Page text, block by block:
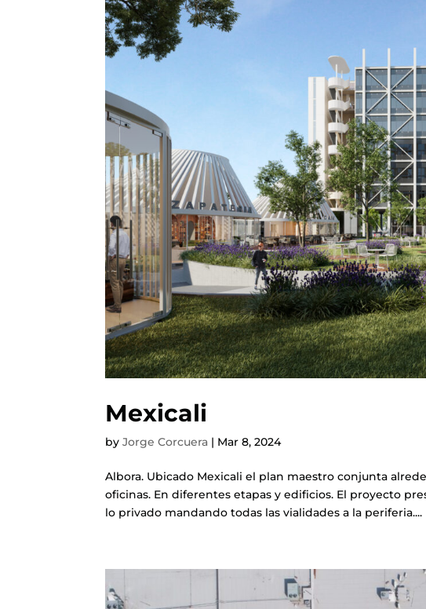
Mexicali
byJorge Corcuera | Mar 8, 2024
Albora. Ubicado Mexicali el plan maestro conjunta
oficinas. En diferentes etapas y edificios. El proyecto
lo privado mandando todas las vialidades a la periferia....